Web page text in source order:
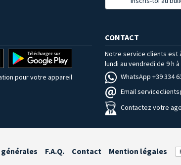
pour votre appareil
CONTACT
Notre service clients est
lundi au vendredi de 9 h à
WhatsApp +39 334
Email
Contactez votre
F.A.Q. Contact Mention légales